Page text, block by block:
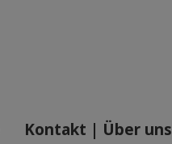
Kontakt | Über uns